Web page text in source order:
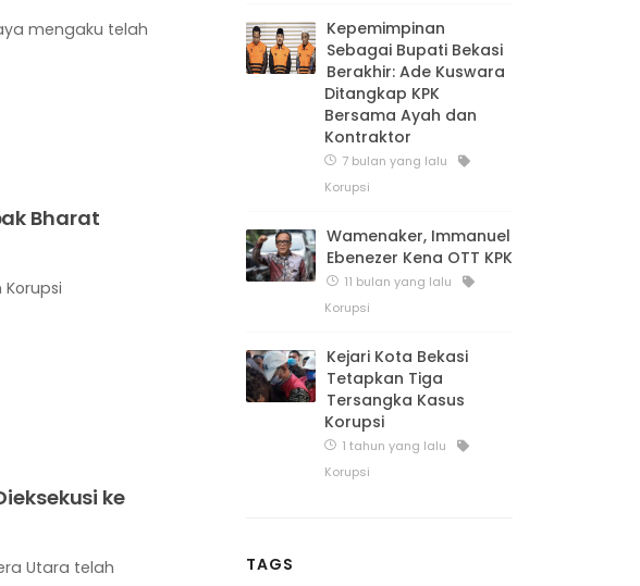
mengaku telah
Bharat
Korupsi
ke
Utara telah
Kepemimpinan
Sebagai Bupati Bekasi
Berakhir: Ade Kuswara
Ditangkap KPK
Bersama Ayah dan
Kontraktor
7 bulan yang lalu
Korupsi
Wamenaker, Immanuel
Ebenezer Kena OTT KPK
11 bulan yang lalu
Korupsi
Kejari Kota Bekasi
Tetapkan Tiga
Tersangka Kasus
Korupsi
1 tahun yang lalu
Korupsi
TAGS